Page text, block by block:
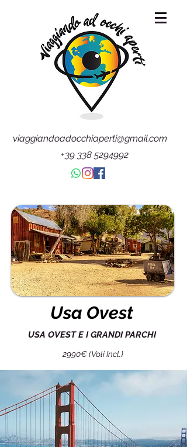
viaggiandoadocchiaperti@gmail.com
+39 338 5294992
Usa Ovest
USA OVEST E I GRANDI PARCHI
2990€ (Voli Incl.)